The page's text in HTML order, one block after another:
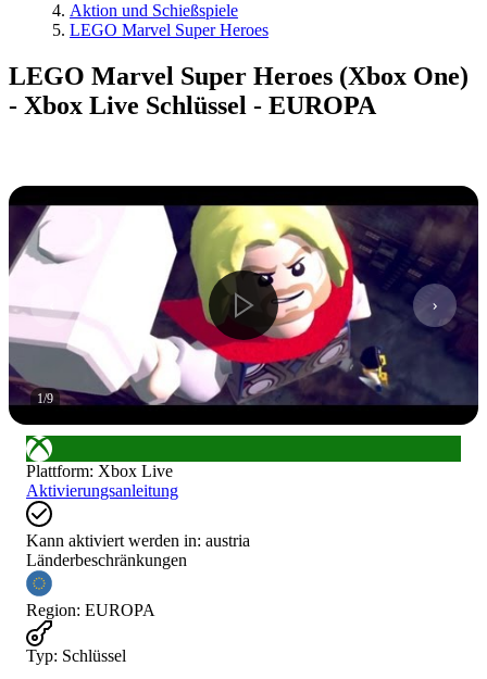
Aktion und Schießspiele
LEGO Marvel Super Heroes
LEGO Marvel Super Heroes (Xbox One)
- Xbox Live Schlüssel - EUROPA
1/9
Plattform: Xbox Live
Aktivierungsanleitung
Kann aktiviert werden in: austria
Länderbeschränkungen
Region: EUROPA
Typ: Schlüssel